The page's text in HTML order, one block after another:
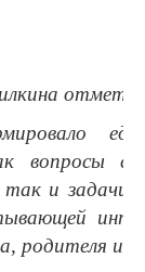
вопросы
и задачи
родителя и